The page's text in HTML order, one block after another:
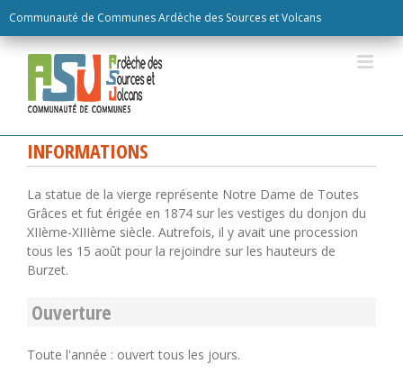
Communauté de Communes Ardèche des Sources et Volcans
to
content
INFORMATIONS
La statue de la vierge représente Notre Dame de Toutes
Grâces et fut érigée en 1874 sur les vestiges du donjon du
XIIème-XIIIème siècle. Autrefois, il y avait une procession
tous les 15 août pour la rejoindre sur les hauteurs de
Burzet.
Ouverture
Toute l'année : ouvert tous les jours.